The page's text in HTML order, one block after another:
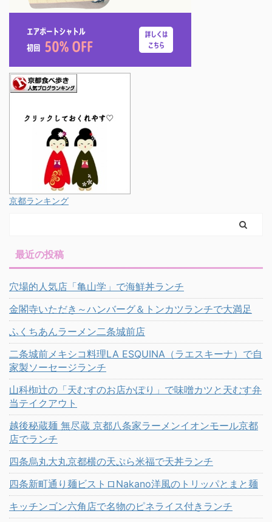
京都ランキング
最近の投稿
穴場的人気店「亀山学」で海鮮丼ランチ
金閣寺いただき～ハンバーグ＆トンカツランチで大満足
ふくちあんラーメン二条城前店
二条城前メキシコ料理LA ESQUINA（ラエスキーナ）で自
家製ソーセージランチ
山科椥辻の「天むすのお店かぽり」で味噌カツと天むす弁
当テイクアウト
越後秘蔵麺 無尽蔵 京都八条家ラーメンイオンモール京都
店でランチ
四条烏丸大丸京都横の天ぷら米福で天丼ランチ
四条新町通り麺ビストロNakano洋風のトリッパとまと麺
キッチンゴン六角店で名物のピネライス付きランチ